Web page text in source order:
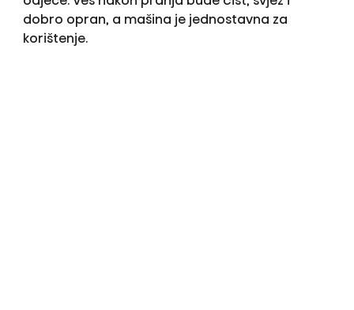
dobro opran, a mašina je jednostavna za
korištenje.